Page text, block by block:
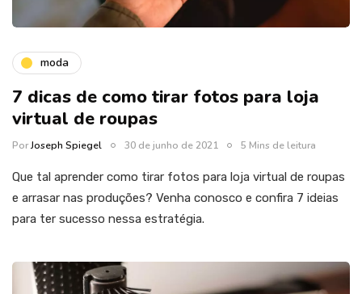
moda
7 dicas de como tirar fotos para loja
virtual de roupas
PorJoseph Spiegel 30 de junho de 2021 5 Mins de leitura
Que tal aprender como tirar fotos para loja virtual de roupas
e arrasar nas produções? Venha conosco e confira 7 ideias
para ter sucesso nessa estratégia.